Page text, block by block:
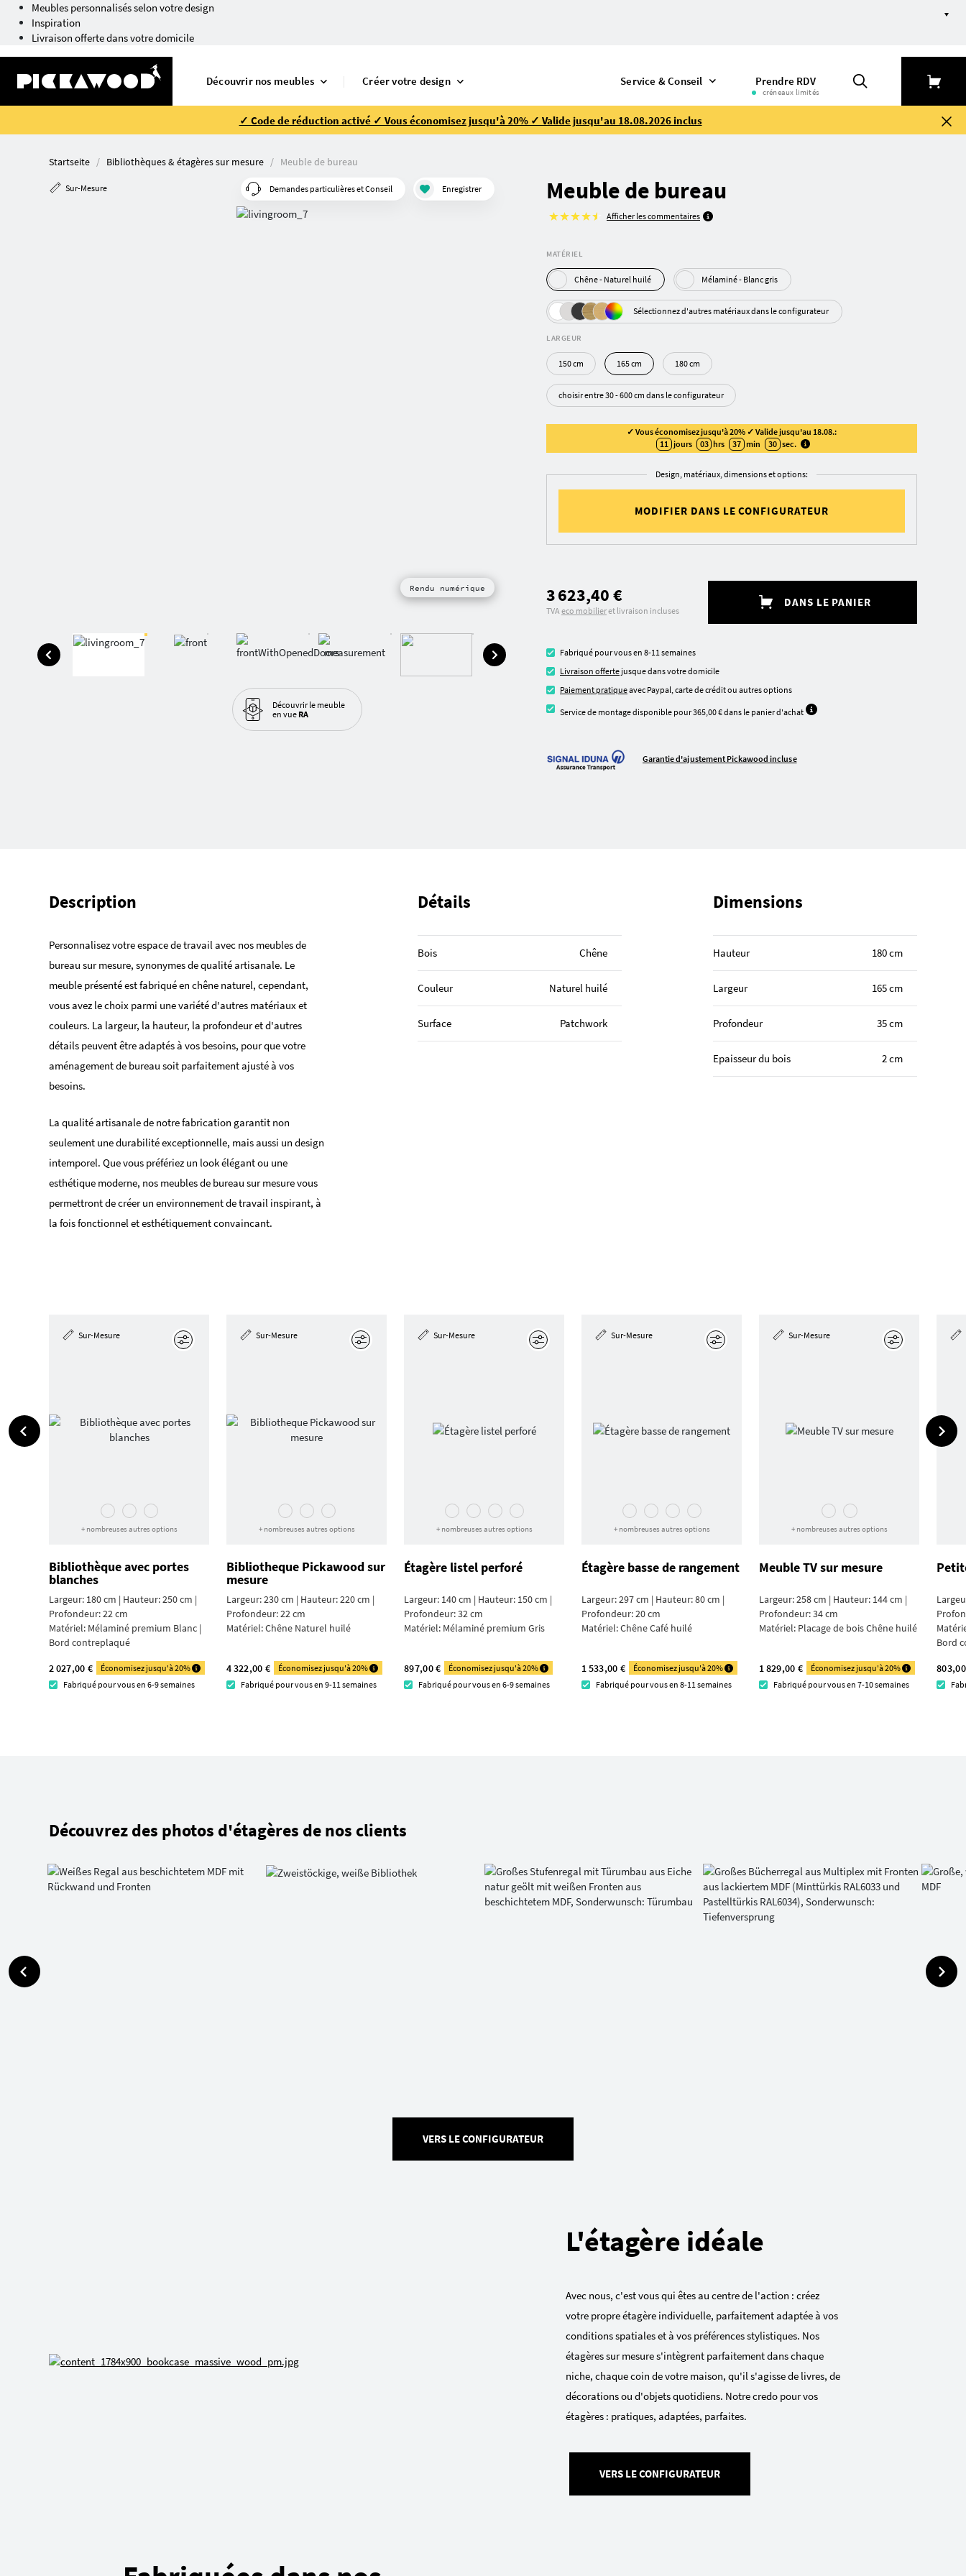
Meubles personnalisés selon votre design
Inspiration
Livraison offerte dans votre domicile
Découvrir nos meubles Créer votre design Service & Conseil Prendre RDV
créneaux limités
✓ Code de réduction activé ✓ Vous économisez jusqu'à 20% ✓ Valide jusqu'au 18.08.2026 inclus
Startseite Bibliothèques & étagères sur mesure Meuble de bureau
Sur-Mesure Demandes particulières et Conseil Enregistrer
Rendu numérique
Découvrir le meuble
en vue RA
Meuble de bureau
Afficher les commentaires
MATÉRIEL
Chêne - Naturel huilé Mélaminé - Blanc gris
Sélectionnez d'autres matériaux dans le configurateur
LARGEUR
150 cm 165 cm 180 cm
choisir entre 30 - 600 cm dans le configurateur
✓ Vous économisez jusqu'à 20% ✓ Valide jusqu'au 18.08.:
11 jours 03 hrs 37 min 29 sec.
Design, matériaux, dimensions et options:
MODIFIER DANS LE CONFIGURATEUR
3 623,40 €
TVAeco mobilieret livraison incluses
DANS LE PANIER
Fabriqué pour vous en 8-11 semaines
Livraison offerte jusque dans votre domicile
Paiement pratiqueavec Paypal, carte de crédit ou autres options
Service de montage disponible pour 365,00 € dans le panier d'achat
Garantie d'ajustement Pickawood incluse
Description
Personnalisez votre espace de travail avec nos meubles de
bureau sur mesure, synonymes de qualité artisanale. Le
meuble présenté est fabriqué en chêne naturel, cependant,
vous avez le choix parmi une variété d'autres matériaux et
couleurs. La largeur, la hauteur, la profondeur et d'autres
détails peuvent être adaptés à vos besoins, pour que votre
aménagement de bureau soit parfaitement ajusté à vos
besoins.
La qualité artisanale de notre fabrication garantit non
seulement une durabilité exceptionnelle, mais aussi un design
intemporel. Que vous préfériez un look élégant ou une
esthétique moderne, nos meubles de bureau sur mesure vous
permettront de créer un environnement de travail inspirant, à
la fois fonctionnel et esthétiquement convaincant.
Détails
Bois Chêne
Couleur Naturel huilé
Surface Patchwork
Dimensions
Hauteur 180 cm
Largeur 165 cm
Profondeur 35 cm
Epaisseur du bois 2 cm
Sur-Mesure
+ nombreuses autres options
Bibliothèque avec portes
blanches
Largeur: 180 cm | Hauteur: 250 cm |
Profondeur: 22 cm
Matériel: Mélaminé premium Blanc |
Bord contre­plaqué
2 027,00 €
Économisez jusqu'à 20%
Fabriqué pour vous en 6-9 semaines
Sur-Mesure
+ nombreuses autres options
Bibliotheque Pickawood sur
mesure
Largeur: 230 cm | Hauteur: 220 cm |
Profondeur: 22 cm
Matériel:Chêne Naturel huilé
4 322,00 €
Économisez jusqu'à 20%
Fabriqué pour vous en 9-11 semaines
Sur-Mesure
+ nombreuses autres options
Étagère listel perforé
Largeur: 140 cm | Hauteur: 150 cm |
Profondeur: 32 cm
Matériel: Mélaminé premium Gris
897,00 €
Économisez jusqu'à 20%
Fabriqué pour vous en 6-9 semaines
Sur-Mesure
+ nombreuses autres options
Étagère basse de rangement
Largeur: 297 cm | Hauteur: 80 cm |
Profondeur: 20 cm
Matériel:Chêne Café huilé
1 533,00 €
Économisez jusqu'à 20%
Fabriqué pour vous en 8-11 semaines
Sur-Mesure
+ nombreuses autres options
Meuble TV sur mesure
Largeur: 258 cm | Hauteur: 144 cm |
Profondeur: 34 cm
Matériel: Placage de bois Chêne huilé
1 829,00 €
Économisez jusqu'à 20%
Fabriqué pour vous en 7-10 semaines
Bord
Découvrez des photos d'étagères de nos clients
VERS LE CONFIGURATEUR
L'étagère idéale
Avec nous, c'est vous qui êtes au centre de l'action : créez
votre propre étagère individuelle, parfaitement adaptée à vos
conditions spatiales et à vos préférences stylistiques. Nos
étagères sur mesure s'intègrent parfaitement dans chaque
niche, chaque coin de votre maison, qu'il s'agisse de livres, de
décorations ou d'objets quotidiens. Notre credo pour vos
étagères : pratiques, adaptées, parfaites.
VERS LE CONFIGURATEUR